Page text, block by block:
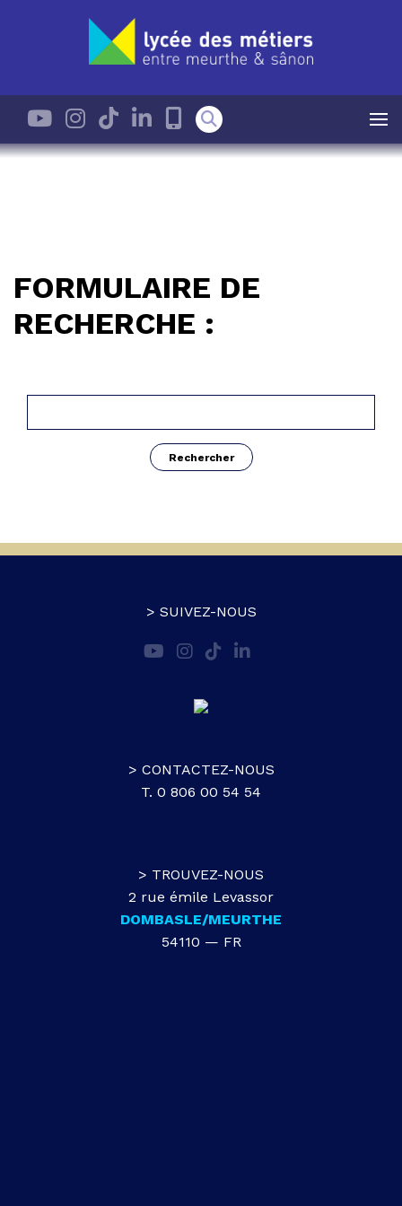
FORMULAIRE DE
RECHERCHE :
> SUIVEZ-NOUS
> CONTACTEZ-NOUS
T. 0 806 00 54 54
> TROUVEZ-NOUS
2 rue émile Levassor
DOMBASLE/MEURTHE
54110 — FR